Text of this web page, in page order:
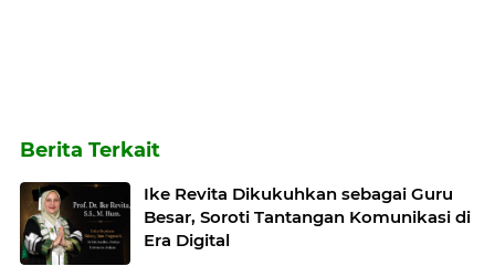
Berita Terkait
Ike Revita Dikukuhkan sebagai Guru
Besar, Soroti Tantangan Komunikasi di
Era Digital